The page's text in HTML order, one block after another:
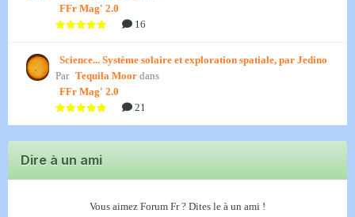
FFr Mag' 2.0
16
Science... Système solaire et exploration spatiale, par Jedino
Par Tequila Moor dans
FFr Mag' 2.0
21
Dire à un ami
Vous aimez Forum Fr ? Dites le à un ami !